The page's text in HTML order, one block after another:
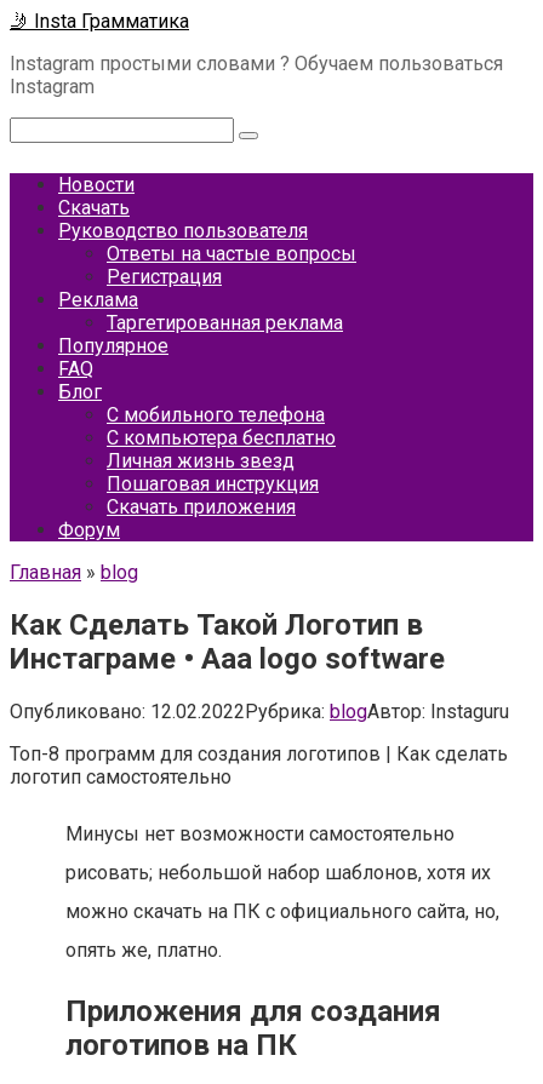
Перейти
контенту
🤳 Insta Грамматика
Instagram простыми словами ? Обучаем пользоваться
Instagram
Новости
Скачать
Руководство пользователя
Ответы на частые вопросы
Регистрация
Реклама
Таргетированная реклама
Популярное
FAQ
Блог
С мобильного телефона
С компьютера бесплатно
Личная жизнь звезд
Пошаговая инструкция
Скачать приложения
Форум
Главная » blog
Как Сделать Такой Логотип в
Инстаграме • Aaa logo software
Опубликовано: 12.02.2022Рубрика: blogАвтор: Instaguru
Топ-8 программ для создания логотипов | Как сделать
логотип самостоятельно
Минусы нет возможности самостоятельно
рисовать; небольшой набор шаблонов, хотя их
можно скачать на ПК с официального сайта, но,
опять же, платно.
Приложения для создания
логотипов на ПК